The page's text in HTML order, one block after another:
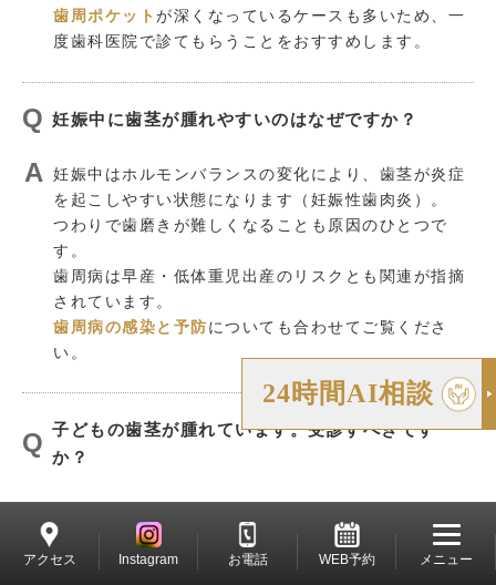
歯周ポケット が深くなっているケースも多いため、一
度歯科医院で診てもらうことをおすすめします。
妊娠中に歯茎が腫れやすいのはなぜですか？
妊娠中はホルモンバランスの変化により、歯茎が炎症
を起こしやすい状態になります（妊娠性歯肉炎）。
つわりで歯磨きが難しくなることも原因のひとつで
す。
歯周病は早産・低体重児出産のリスクとも関連が指摘
されています。
歯周病の感染と予防についても合わせてご覧くださ
い。
子どもの歯茎が腫れています。受診すべきです
か？
子どもの場合、むし歯が進行して根の先に膿が溜まる
ことで歯茎が腫れるケースが多いです。
24時間AI相談
アクセス Instagram お電話 WEB予約 メニュー